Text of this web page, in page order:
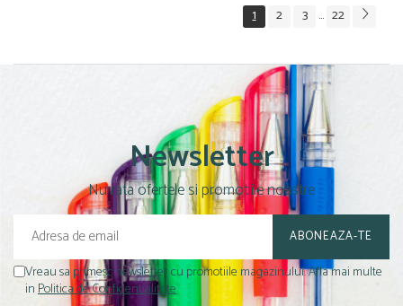
1 2 3 ... 22
Newsletter
Nu rata ofertele si promotiile noastre
Vreau sa primesc newsletter cu promotiile magazinului. Afla mai multe
inPolitica de Confidentialitate